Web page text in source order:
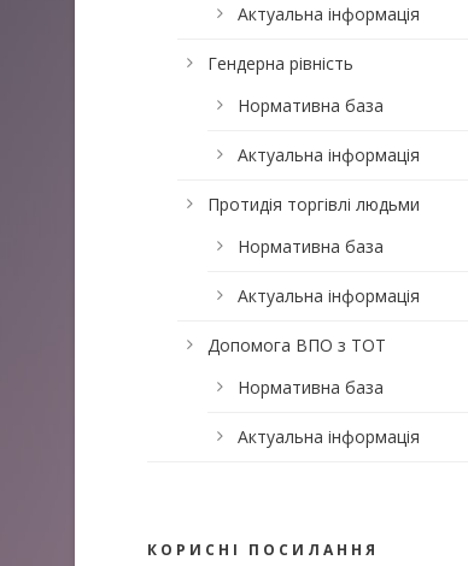
Актуальна інформація
Гендерна рівність
Нормативна база
Актуальна інформація
Протидія торгівлі людьми
Нормативна база
Актуальна інформація
Допомога ВПО з ТОТ
Нормативна база
Актуальна інформація
КОРИСНІ ПОСИЛАННЯ